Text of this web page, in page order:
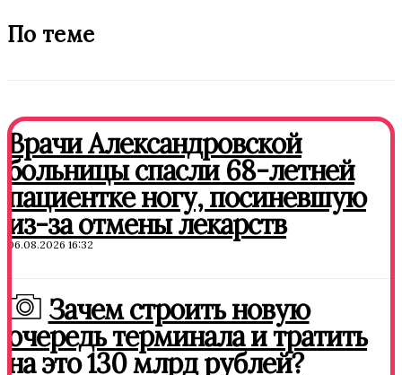
По теме
Врачи Александровской
больницы спасли 68-летней
пациентке ногу, посиневшую
из-за отмены лекарств
06.08.2026 16:32
Зачем строить новую
очередь терминала и тратить
на это 130 млрд рублей?